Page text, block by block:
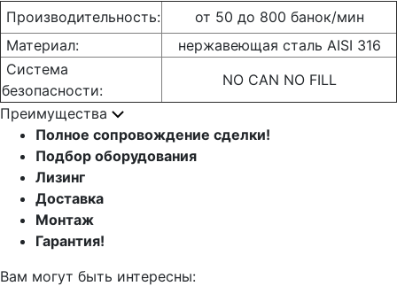
Производительность:
от 50 до 800 банок/мин
Материал:
нержавеющая сталь AISI 316
Система
безопасности:
NO CAN NO FILL
Преимущества
Полное сопровождение сделки!
Подбор оборудования
Лизинг
Доставка
Монтаж
Гарантия!
Вам могут быть интересны: